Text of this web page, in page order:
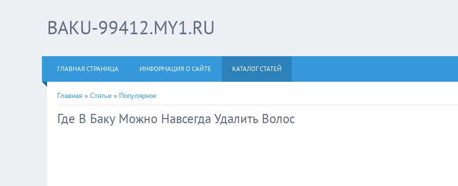
BAKU-99412.MY1.RU
ГЛАВНАЯ СТРАНИЦА ИНФОРМАЦИЯ О САЙТЕ КАТАЛОГ СТАТЕЙ
Главная » Статьи » Популярное
Где В Баку Можно Навсегда Удалить Волос